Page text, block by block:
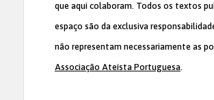
que aqui colaboram. Todos os textos
espaço são da exclusiva
não representam necessariamente as
Associação Ateísta Portuguesa.